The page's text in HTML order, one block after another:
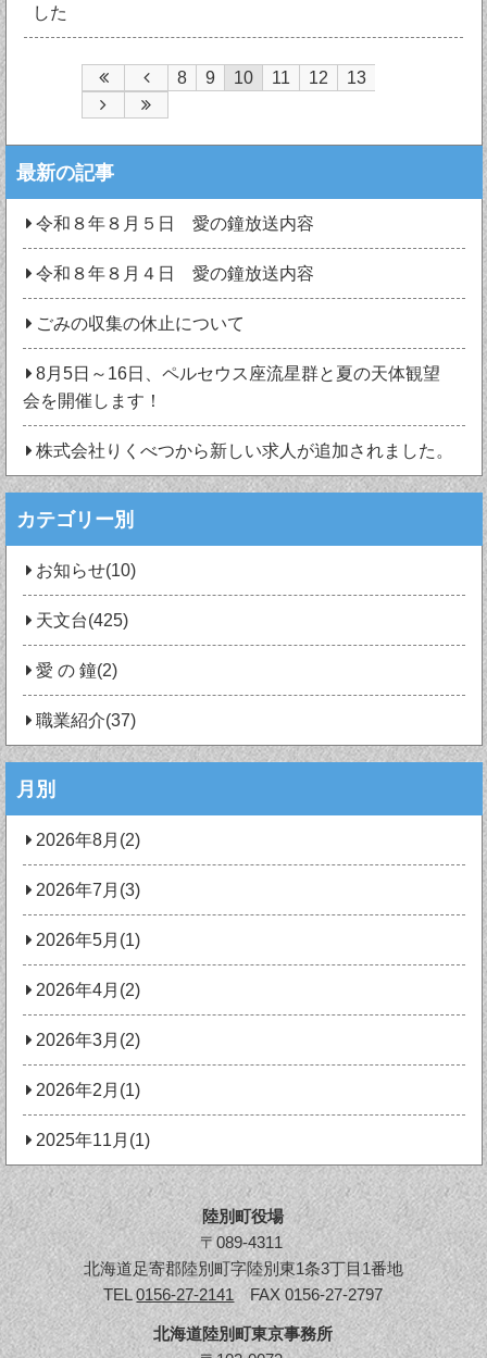
した
8 9 10 11 12 13
最新の記事
令和８年８月５日 愛の鐘放送内容
令和８年８月４日 愛の鐘放送内容
ごみの収集の休止について
8月5日～16日、ペルセウス座流星群と夏の天体観望
会を開催します！
株式会社りくべつから新しい求人が追加されました。
カテゴリー別
お知らせ(10)
天文台(425)
愛 の 鐘(2)
職業紹介(37)
月別
2026年8月(2)
2026年7月(3)
2026年5月(1)
2026年4月(2)
2026年3月(2)
2026年2月(1)
2025年11月(1)
陸別町役場
〒089-4311
北海道足寄郡陸別町字陸別東1条3丁目1番地
TEL0156-27-2141FAX 0156-27-2797
北海道陸別町東京事務所